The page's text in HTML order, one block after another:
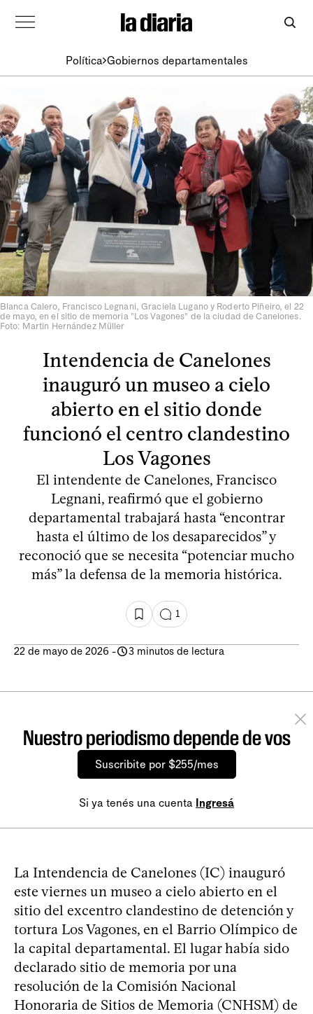
Política Gobiernos departamentales
Blanca Calero, Francisco Legnani, Graciela Lugano y Roderto Piñeiro, el 22
de mayo, en el sitio de memoria "Los Vagones" de la ciudad de Canelones.
Foto: Martin Hernández Müller
Intendencia de Canelones
inauguró un museo a cielo
abierto en el sitio donde
funcionó el centro clandestino
Los Vagones
El intendente de Canelones, Francisco
Legnani, reafirmó que el gobierno
departamental trabajará hasta “encontrar
hasta el último de los desaparecidos” y
reconoció que se necesita “potenciar mucho
más” la defensa de la memoria histórica.
1
22 de mayo de 2026 - 3 minutos de lectura
Nuestro periodismo depende de vos
Suscribite por $255/mes
Si ya tenés una cuenta Ingresá
La Intendencia de Canelones (IC) inauguró
este viernes un museo a cielo abierto en el
sitio del excentro clandestino de detención y
tortura Los Vagones, en el Barrio Olímpico de
la capital departamental. El lugar había sido
declarado sitio de memoria por una
resolución de la Comisión Nacional
Honoraria de Sitios de Memoria (CNHSM) de